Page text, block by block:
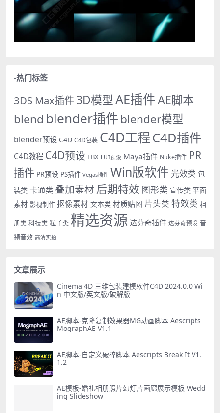
-热门标签
3DS Max插件3D模型AE插件AE脚本
blend blender插件 blender模型
blender预设 C4D C4D包装 C4D工程C4D插件
C4D教程 C4D预设 FBX LUT预设 Maya插件 Nuke插件 PR
插件 PR预设 PS插件 Vegas插件 Win版软件 光效类 包
装类 卡通类 叠加素材 后期特效 图形类 宣传类 平面
素材 影视制作 抠像素材 文本类 材质贴图 片头类 特效类 相
册类 科技类 粒子类 精选资源 达芬奇插件 达芬奇预设 音
频音效 高清实拍
文章展示
Cinema 4D 三维包装建模软件C4D 2024.0.0 Wi
n 中文版/英文版/破解版
AE脚本-克隆复制效果器MG动画脚本 Aescripts
MographAE V1.1
AE脚本-自定义破碎脚本 Aescripts Break It V1.
1.2
AE模板-婚礼相册照片幻灯片画廊展示模板 Wedd
ing Slideshow